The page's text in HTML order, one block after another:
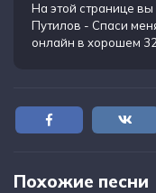
На этой странице
Путилов - Спаси
онлайн в хорошем
Похожие песни